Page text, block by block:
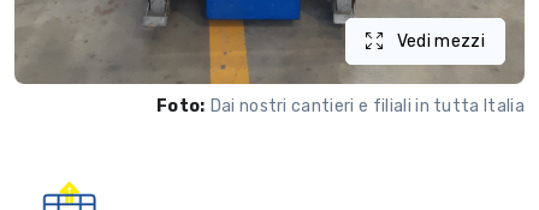
Vedi mezzi
Foto: Dai nostri cantieri e filiali in tutta Italia